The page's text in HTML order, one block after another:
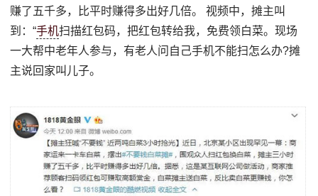
赚了五千多，比平时赚得多出好几倍。 视频中，摊主叫
到：“手机扫描红包码，把红包转给我，免费领白菜。现场
一大帮中老年人参与，有老人问自己手机不能扫怎么办?摊
主说回家叫儿子。